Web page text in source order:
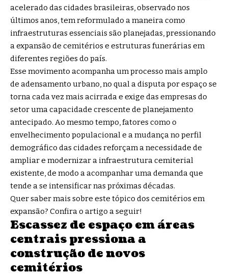
acelerado das cidades brasileiras, observado nos
últimos anos, tem reformulado a maneira como
infraestruturas essenciais são planejadas, pressionando
a expansão de cemitérios e estruturas funerárias em
diferentes regiões do país.
Esse movimento acompanha um processo mais amplo
de adensamento urbano, no qual a disputa por espaço se
torna cada vez mais acirrada e exige das empresas do
setor uma capacidade crescente de planejamento
antecipado. Ao mesmo tempo, fatores como o
envelhecimento populacional e a mudança no perfil
demográfico das cidades reforçam a necessidade de
ampliar e modernizar a infraestrutura cemiterial
existente, de modo a acompanhar uma demanda que
tende a se intensificar nas próximas décadas.
Quer saber mais sobre este tópico dos cemitérios em
expansão? Confira o artigo a seguir!
Escassez de espaço em áreas
centrais pressiona a
construção de novos
cemitérios